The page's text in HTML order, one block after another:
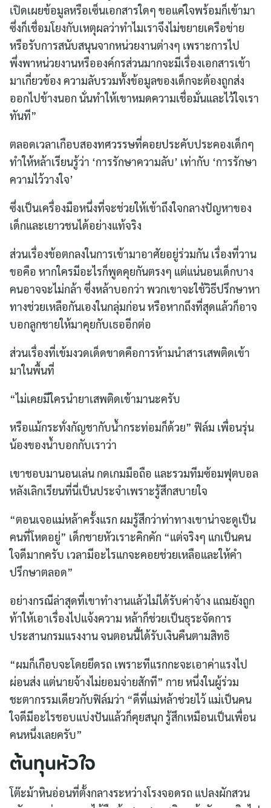
Search
for:
เปิดเผยข้อมูลหรือเซ็นเอกสารใดๆ ขอแค่ใจพร้อมก็เข้ามา
ซึ่งก็เชื่อมโยงกับเหตุผลว่าทำไมเราจึงไม่ขยายเครือข่าย
หรือรับการสนับสนุนจากหน่วยงานต่างๆ เพราะการไป
พึ่งพาหน่วยงานหรือองค์กรส่วนมากจะมีเรื่องเอกสารเข้า
มาเกี่ยวข้อง ความลับรวมทั้งข้อมูลของเด็กจะต้องถูกส่ง
ออกไปข้างนอก นั่นทำให้เขาหมดความเชื่อมั่นและไว้ใจเรา
ทันที”
ตลอดเวลาเกือบสองทศวรรษที่คอยประคับประคองเด็กๆ
ทำให้หล้าเรียนรู้ว่า ‘การรักษาความลับ’ เท่ากับ ‘การรักษา
ความไว้วางใจ’
ซึ่งเป็นเครื่องมือหนึ่งที่จะช่วยให้เข้าถึงใจกลางปัญหาของ
เด็กและเยาวชนได้อย่างแท้จริง
ส่วนเรื่องข้อตกลงในการเข้ามาอาศัยอยู่ร่วมกัน เรื่องที่วาน
ขอคือ หากใครมีอะไรก็พูดคุยกันตรงๆ แต่แน่นอนเด็กบาง
คนอาจจะไม่กล้า ซึ่งหล้าบอกว่า พวกเขาจะใช้วิธีปรึกษาหา
ทางช่วยเหลือกันเองในกลุ่มก่อน หรือหากถึงที่สุดแล้วก็อาจ
บอกลูกชายให้มาคุยกับเธออีกต่อ
ส่วนเรื่องที่เข้มงวดเด็ดขาดคือการห้ามนำสารเสพติดเข้า
มาในพื้นที่
“ไม่เคยมีใครนำยาเสพติดเข้ามานะครับ
หรือแม้กระทั่งกัญชากับน้ำกระท่อมก็ด้วย” ฟิล์ม เพื่อนรุ่น
น้องของน้ำบอกกับเราว่า
เขาชอบมานอนเล่น กดเกมมือถือ และรวมทีมซ้อมฟุตบอล
หลังเลิกเรียนที่นี่เป็นประจำเพราะรู้สึกสบายใจ
“ตอนเจอแม่หล้าครั้งแรก ผมรู้สึกว่าท่าทางเขาน่าจะดูเป็น
คนที่โหดอยู่” เด็กชายหัวเราะคิกคัก “แต่จริงๆ แกเป็นคน
ใจดีมากครับ เวลามีอะไรแกจะคอยช่วยเหลือและให้คำ
ปรึกษาตลอด”
อย่างกรณีล่าสุดที่เขาทำงานแล้วไม่ได้รับค่าจ้าง แถมยังถูก
ท้าให้เอาเรื่องไปแจ้งความ หล้าก็ช่วยเป็นธุระจัดการ
ประสานกรมแรงงาน จนตอนนี้ได้รับเงินคืนตามสิทธิ
“ผมก็เกือบจะโดยยึดรถ เพราะทีแรกกะจะเอาค่าแรงไป
ผ่อนส่ง แต่นายจ้างไม่ยอมจ่ายสักที” กาย หนึ่งในผู้ร่วม
ชะตากรรมเดียวกับฟิล์มว่า “ดีที่แม่หล้าช่วยไว้ แม่เป็นคน
ใจดีมีอะไรชอบแบ่งปันแล้วก็คุยสนุก รู้สึกเหมือนเป็นเพื่อน
คนหนึ่งเลยครับ”
ต้นทุนหัวใจ
โต๊ะม้าหินอ่อนที่ตั้งกลางระหว่างโรงจอดรถ แปลงผักสวน